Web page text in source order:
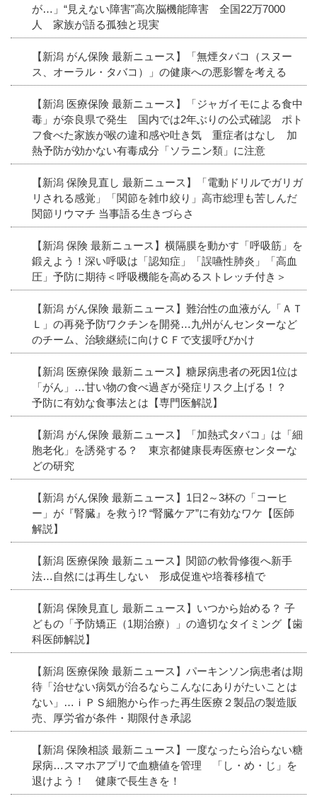
が…」“見えない障害”高次脳機能障害 全国22万7000
人 家族が語る孤独と現実
【新潟 がん保険 最新ニュース】「無煙タバコ（スヌー
ス、オーラル・タバコ）」の健康への悪影響を考える
【新潟 医療保険 最新ニュース】「ジャガイモによる食中
毒」が奈良県で発生 国内では2年ぶりの公式確認 ポト
フ食べた家族が喉の違和感や吐き気 重症者はなし 加
熱予防が効かない有毒成分「ソラニン類」に注意
【新潟 保険見直し 最新ニュース】「電動ドリルでガリガ
リされる感覚」「関節を雑巾絞り」高市総理も苦しんだ
関節リウマチ 当事語る生きづらさ
【新潟 保険 最新ニュース】横隔膜を動かす「呼吸筋」を
鍛えよう！深い呼吸は「認知症」「誤嚥性肺炎」「高血
圧」予防に期待＜呼吸機能を高めるストレッチ付き＞
【新潟 がん保険 最新ニュース】難治性の血液がん「ＡＴ
Ｌ」の再発予防ワクチンを開発…九州がんセンターなど
のチーム、治験継続に向けＣＦで支援呼びかけ
【新潟 医療保険 最新ニュース】糖尿病患者の死因1位は
「がん」…甘い物の食べ過ぎが発症リスク上げる！？
予防に有効な食事法とは【専門医解説】
【新潟 がん保険 最新ニュース】「加熱式タバコ」は「細
胞老化」を誘発する？ 東京都健康長寿医療センターな
どの研究
【新潟 がん保険 最新ニュース】1日2～3杯の「コーヒ
ー」が『腎臓』を救う!? “腎臓ケア”に有効なワケ【医師
解説】
【新潟 医療保険 最新ニュース】関節の軟骨修復へ新手
法…自然には再生しない 形成促進や培養移植で
【新潟 保険見直し 最新ニュース】いつから始める？ 子
どもの「予防矯正（1期治療）」の適切なタイミング【歯
科医師解説】
【新潟 医療保険 最新ニュース】パーキンソン病患者は期
待「治せない病気が治るならこんなにありがたいことは
ない」…ｉＰＳ細胞から作った再生医療２製品の製造販
売、厚労省が条件・期限付き承認
【新潟 保険相談 最新ニュース】一度なったら治らない糖
尿病…スマホアプリで血糖値を管理 「し・め・じ」を
退けよう！ 健康で長生きを！